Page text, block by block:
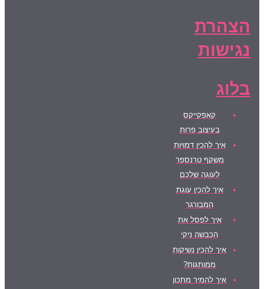
הצהרת
נגישות
בלוג
קאפקייקס
בעיצוב פרות
איך להכין דמויות
משקף טרנספר
לעוגה שלכם
איך להכין עוגת
המבורגר
איך לפסל את
הכבשה ניקי
איך להכין נשיקות
ממותגות?
איך להמיר מתכון